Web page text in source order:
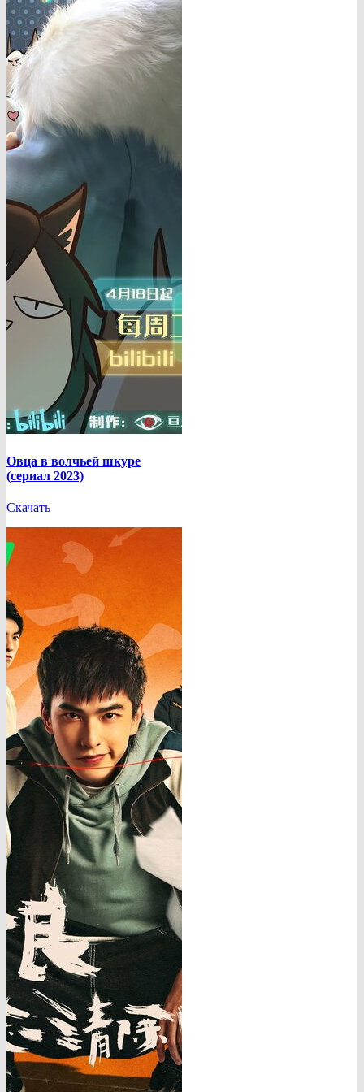
Овца в волчьей шкуре
(сериал 2023)
Скачать